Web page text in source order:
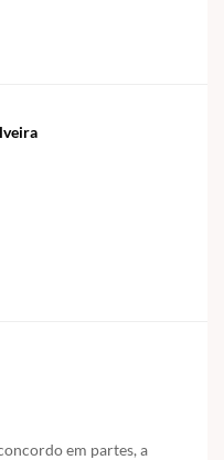
em partes, a